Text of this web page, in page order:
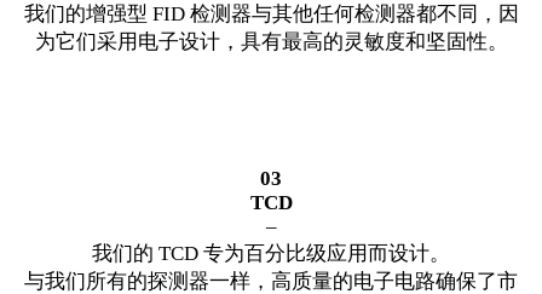
我们的增强型 FID 检测器与其他任何检测器都不同，因
为它们采用电子设计，具有最高的灵敏度和坚固性。
03
TCD
–
我们的 TCD 专为百分比级应用而设计。
与我们所有的探测器一样，高质量的电子电路确保了市